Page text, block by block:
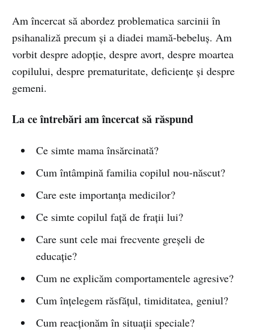
Am încercat să abordez problematica sarcinii în
psihanaliză precum și a diadei mamă-bebeluș. Am
vorbit despre adopție, despre avort, despre moartea
copilului, despre prematuritate, deficiențe și despre
gemeni.
La ce întrebări am încercat să răspund
Ce simte mama însărcinată?
Cum întâmpină familia copilul nou-născut?
Care este importanța medicilor?
Ce simte copilul față de frații lui?
Care sunt cele mai frecvente greșeli de
educație?
Cum ne explicăm comportamentele agresive?
Cum înțelegem răsfățul, timiditatea, geniul?
Cum reacționăm în situații speciale?